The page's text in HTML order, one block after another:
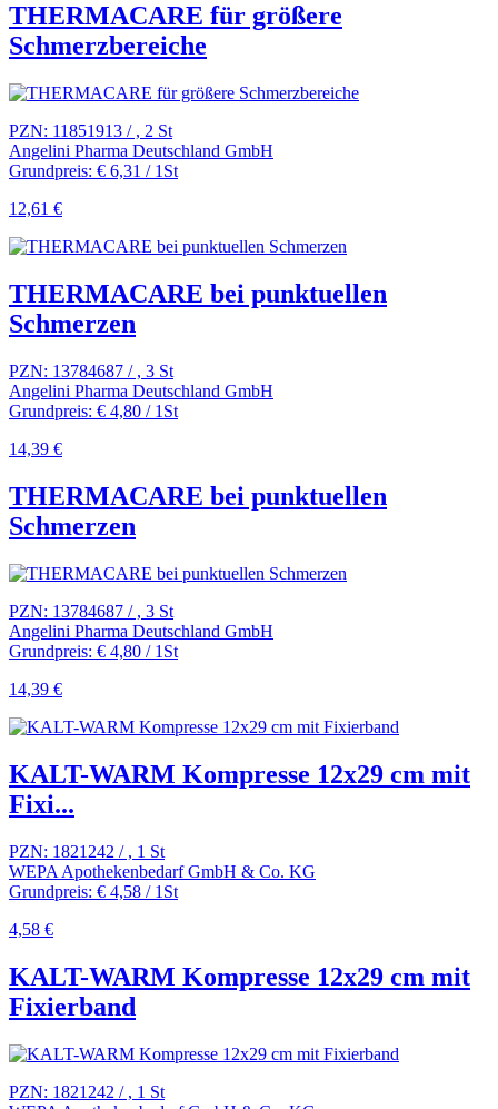
THERMACARE für größere
Schmerzbereiche
PZN: 11851913 / , 2 St
Angelini Pharma Deutschland GmbH
Grundpreis: € 6,31 / 1St
12,61 €
THERMACARE bei punktuellen
Schmerzen
PZN: 13784687 / , 3 St
Angelini Pharma Deutschland GmbH
Grundpreis: € 4,80 / 1St
14,39 €
THERMACARE bei punktuellen
Schmerzen
PZN: 13784687 / , 3 St
Angelini Pharma Deutschland GmbH
Grundpreis: € 4,80 / 1St
14,39 €
KALT-WARM Kompresse 12x29 cm mit
Fixi...
PZN: 1821242 / , 1 St
WEPA Apothekenbedarf GmbH & Co. KG
Grundpreis: € 4,58 / 1St
4,58 €
KALT-WARM Kompresse 12x29 cm mit
Fixierband
PZN: 1821242 / , 1 St